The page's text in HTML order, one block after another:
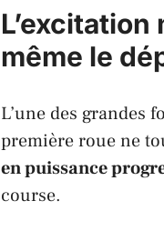
même le
L’une des grandes
première roue ne
en puissance
course.